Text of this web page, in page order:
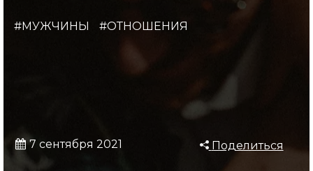
#МУЖЧИНЫ #ОТНОШЕНИЯ
7 сентября 2021 Поделиться